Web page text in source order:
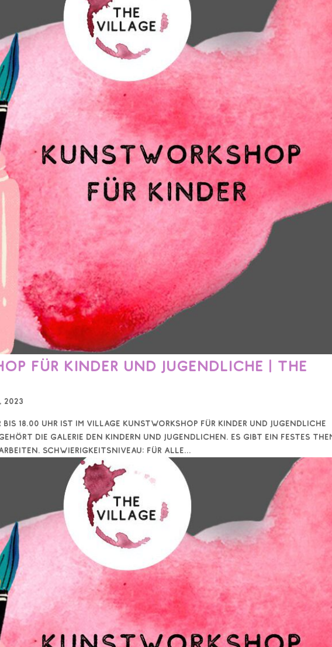
für Kinder und Jugendliche | The
2023
18.00 Uhr ist im Village Kunstworkshop für Kinder und Jugendliche
die Galerie den Kindern und Jugendlichen. Es gibt ein festes
Schwierigkeitsniveau: für alle...